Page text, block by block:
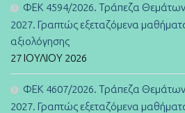
ΦΕΚ 4594/2026. Τράπεζα Θεμάτων
2027. Γραπτώς εξεταζόμενα
αξιολόγησης
27 ΙΟΥΛΊΟΥ 2026
ΦΕΚ 4607/2026. Τράπεζα Θεμάτων
2027. Γραπτώς εξεταζόμενα